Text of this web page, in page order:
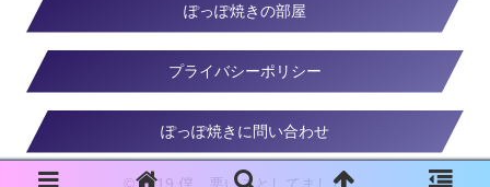
ぽっぽ焼きの部屋
プライバシーポリシー
ぽっぽ焼きに問い合わせ
© 2019 僕…悪いことしてました。.